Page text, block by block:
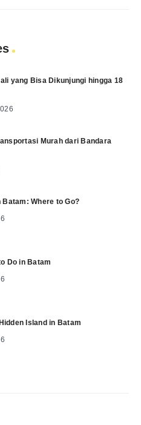
yang Bisa Dikunjungi hingga 18
Murah dari Bandara
Batam: Where to Go?
Do in Batam
Island in Batam